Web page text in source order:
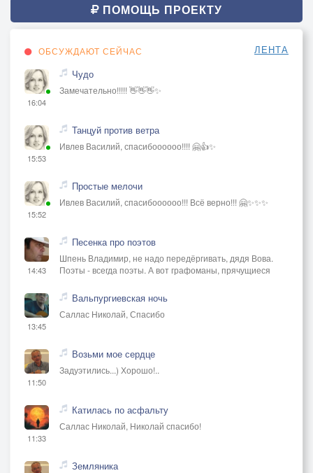
ПОМОЩЬ ПРОЕКТУ
ОБСУЖДАЮТ СЕЙЧАС ЛЕНТА
16:04
Чудо
Замечательно!!!!! 👋👋👋✨
15:53
Танцуй против ветра
Ивлев Василий, спасибоооооо!!!! 🤗👍✨
15:52
Простые мелочи
Ивлев Василий, спасибоооооо!!! Всё верно!!! 🤗✨✨✨
14:43
Песенка про поэтов
Шпень Владимир, не надо передёргивать, дядя Вова.
Поэты - всегда поэты. А вот графоманы, прячущиеся
13:45
Вальпургиевская ночь
Саллас Николай, Спасибо
11:50
Возьми мое сердце
Задуэтились...) Хорошо!..
11:33
Катилась по асфальту
Саллас Николай, Николай спасибо!
Земляника